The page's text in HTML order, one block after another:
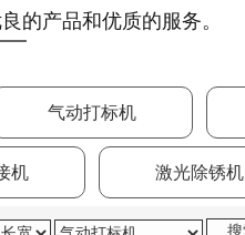
的产品和优质的服务。
气动打标机
机 激光除锈机